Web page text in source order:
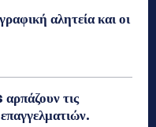
αλητεία και οι
τις